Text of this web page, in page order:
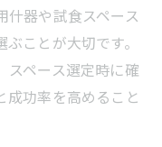
什器や試食スペース
ことが大切です。
スペース選定時に確
成功率を高めること